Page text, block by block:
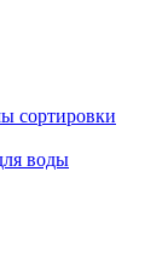
сортировки
воды